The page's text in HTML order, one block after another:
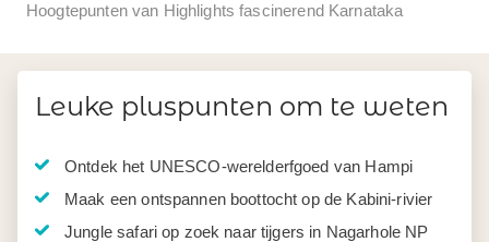
Hoogtepunten van Highlights fascinerend Karnataka
Leuke pluspunten om te weten
Ontdek het UNESCO-werelderfgoed van Hampi
Maak een ontspannen boottocht op de Kabini-rivier
Jungle safari op zoek naar tijgers in Nagarhole NP